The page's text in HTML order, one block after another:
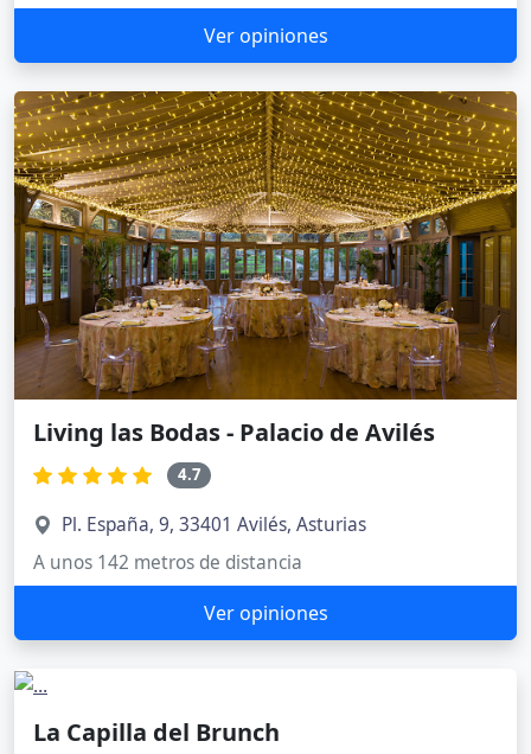
Ver opiniones
Living las Bodas - Palacio de Avilés
4.7
Pl. España, 9, 33401 Avilés, Asturias
A unos 142 metros de distancia
Ver opiniones
La Capilla del Brunch